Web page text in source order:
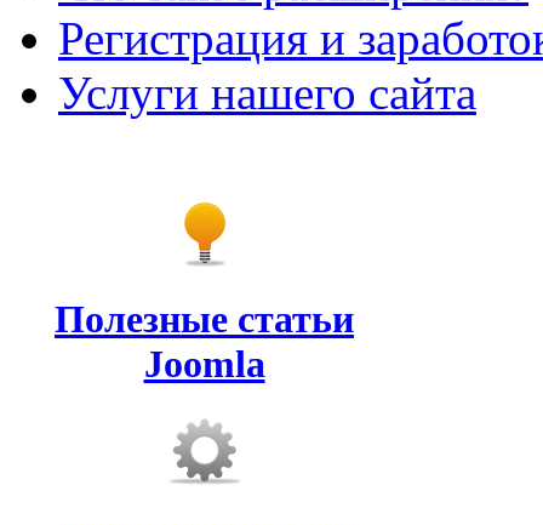
Регистрация и
Услуги нашего сайта
Полезные статьи
Joomla